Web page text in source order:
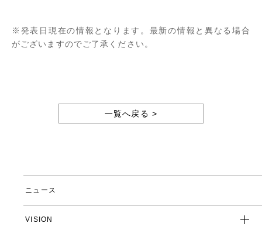
※発表日現在の情報となります。最新の情報と異なる場合
がございますのでご了承ください。
一覧へ戻る >
ニュース
VISION